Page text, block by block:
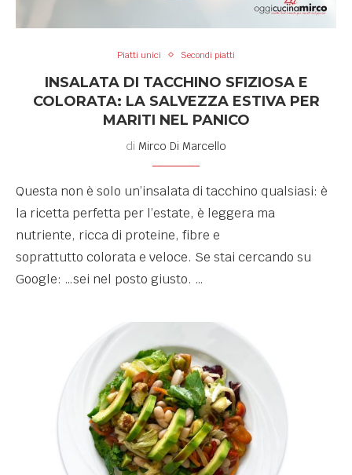
Piatti unici Secondi piatti
INSALATA DI TACCHINO SFIZIOSA E
COLORATA: LA SALVEZZA ESTIVA PER
MARITI NEL PANICO
di Mirco Di Marcello
Questa non è solo un’insalata di tacchino qualsiasi: è
la ricetta perfetta per l’estate, è leggera ma
nutriente, ricca di proteine, fibre e
soprattutto colorata e veloce. Se stai cercando su
Google: …sei nel posto giusto. …